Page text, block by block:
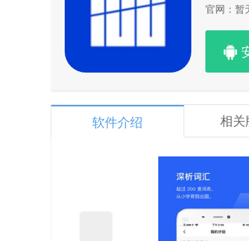
官网：暂
软件介绍 相关